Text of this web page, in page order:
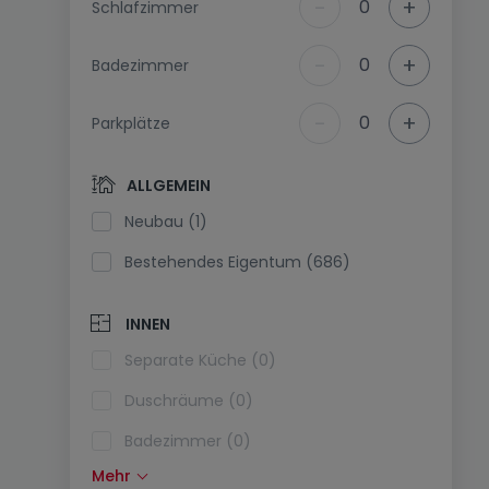
Schlafzimmer 0 +
Badezimmer 0 +
Parkplätze 0 +
ALLGEMEIN
Neubau (1)
Bestehendes Eigentum (686)
INNEN
Separate Küche (0)
Duschräume (0)
Badezimmer (0)
Einbauküche (1)
Mehr